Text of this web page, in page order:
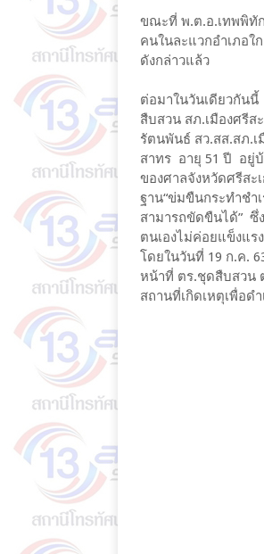
ขณะที่ พ.ต.อ.เทพพิทั
คนในละแวกอำเภอใ
ดังกล่าวแล้ว
ต่อมาในวันเดียวกันนี้
สืบสวน สภ.เมืองศรีส
รัตนพันธ์ สว.สส.สภ.
สาทร อายุ 51 ปี อยู่
ของศาลจังหวัดศรีสะ
ฐาน“ข่มขืนกระทำชำ
สามารถขัดขืนได้” ซึ่
ตนเองไม่ค่อยแข็งแร
โดยในวันที่ 19 ก.ค.
หน้าที่ ตร.ชุดสืบสวน
สถานที่เกิดเหตุเพื่อ